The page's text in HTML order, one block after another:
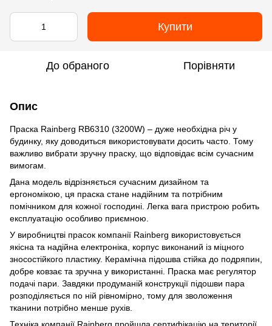
Купити
До обраного Порівняти
Опис
Праска Rainberg RB6310 (3200W) – дуже необхідна річ у
будинку, яку доводиться використовувати досить часто. Тому
важливо вибрати зручну праску, що відповідає всім сучасним
вимогам.
Дана модель відрізняється сучасним дизайном та
ергономікою, ця праска стане надійним та потрібним
помічником для кожної господині. Легка вага пристрою робить
експлуатацію особливо приємною.
У виробництві прасок компанії Rainberg використовується
якісна та надійна електроніка, корпус виконаний із міцного
зносостійкого пластику. Керамічна підошва стійка до подряпин,
добре ковзає та зручна у використанні. Праска має регулятор
подачі пари. Завдяки продуманій конструкції підошви пара
розподіляється по ній рівномірно, тому для зволоження
тканини потрібно менше рухів.